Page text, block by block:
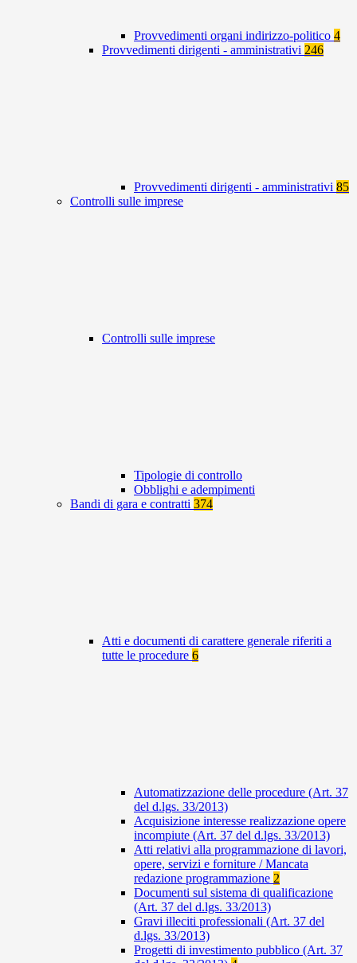
Provvedimenti organi indirizzo-politico 4
Provvedimenti dirigenti - amministrativi 246
Provvedimenti dirigenti - amministrativi 85
Controlli sulle imprese
Controlli sulle imprese
Tipologie di controllo
Obblighi e adempimenti
Bandi di gara e contratti 374
Atti e documenti di carattere generale riferiti a
tutte le procedure 6
Automatizzazione delle procedure (Art. 37
del d.lgs. 33/2013)
Acquisizione interesse realizzazione opere
incompiute (Art. 37 del d.lgs. 33/2013)
Atti relativi alla programmazione di lavori,
opere, servizi e forniture / Mancata
redazione programmazione 2
Documenti sul sistema di qualificazione
(Art. 37 del d.lgs. 33/2013)
Gravi illeciti professionali (Art. 37 del
d.lgs. 33/2013)
Progetti di investimento pubblico (Art. 37